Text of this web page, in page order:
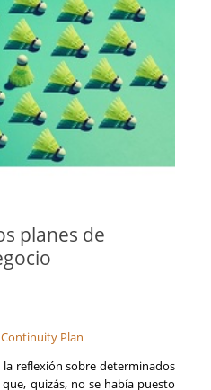
planes de
Plan
la reflexión sobre determinados
quizás, no se había puesto